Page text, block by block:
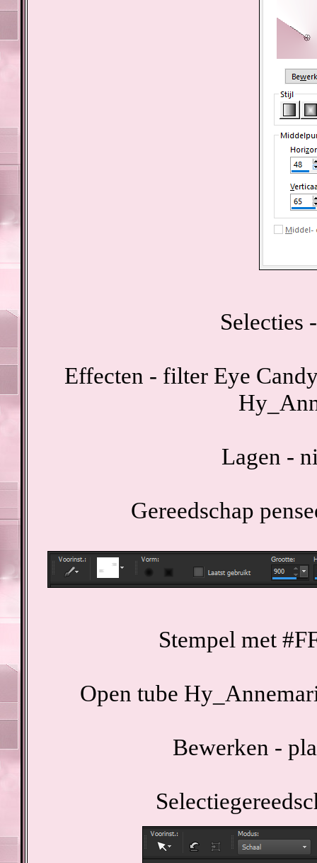
Selecties
Effecten - filter Eye
Lagen -
Gereedschap
Stempel met
Open tube
Bewerken -